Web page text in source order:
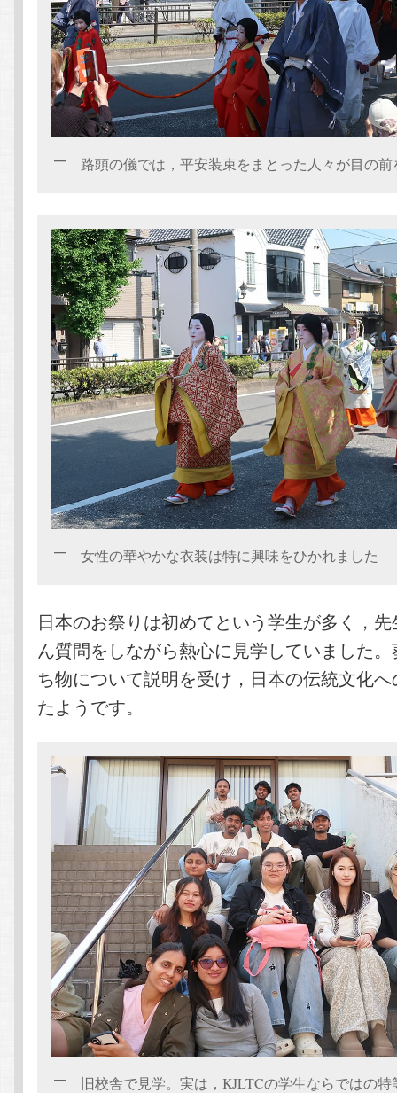
路頭の儀では，平安装束をまとった人々が目の
女性の華やかな衣装は特に興味をひかれました
日本のお祭りは初めてという学生が多く，
ん質問をしながら熱心に見学していました
ち物について説明を受け，日本の伝統文化
たようです。
旧校舎で見学。実は，KJLTCの学生ならではの特